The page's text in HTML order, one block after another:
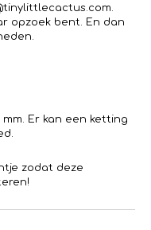
opzoek bent. En dan
mm. Er kan een ketting
zodat deze